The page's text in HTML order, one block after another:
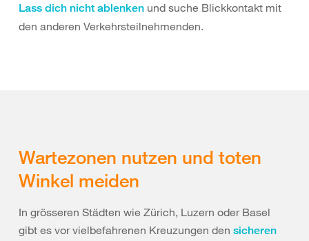
Lass dich nicht ablenken und suche Blickkontakt mit
den anderen Verkehrsteilnehmenden.
Wartezonen nutzen und toten
Winkel meiden
In grösseren Städten wie Zürich, Luzern oder Basel
gibt es vor vielbefahrenen Kreuzungen den sicheren